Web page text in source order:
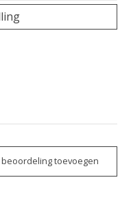
beoordeling toevoegen